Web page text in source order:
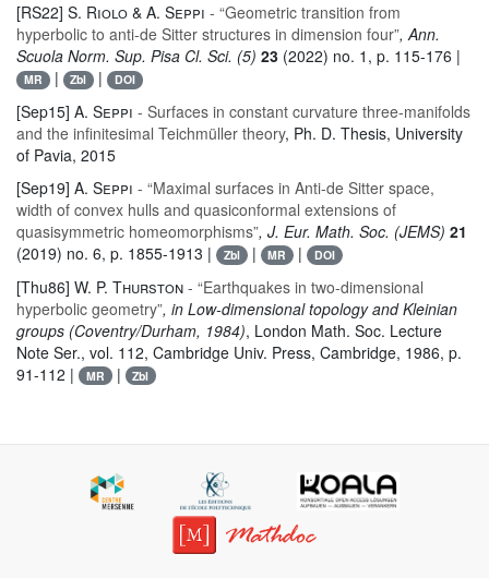
[RS22] S. Riolo & A. Seppi - “Geometric transition from
hyperbolic to anti-de Sitter structures in dimension four”, Ann.
Scuola Norm. Sup. Pisa Cl. Sci. (5) 23 (2022) no. 1, p. 115-176 |
MR | Zbl | DOI
[Sep15] A. Seppi - Surfaces in constant curvature three-manifolds
and the infinitesimal Teichmüller theory, Ph. D. Thesis, University
of Pavia, 2015
[Sep19] A. Seppi - “Maximal surfaces in Anti-de Sitter space,
width of convex hulls and quasiconformal extensions of
quasisymmetric homeomorphisms”, J. Eur. Math. Soc. (JEMS) 21
(2019) no. 6, p. 1855-1913 |
Zbl | MR | DOI
[Thu86] W. P. Thurston - “Earthquakes in two-dimensional
hyperbolic geometry”, in Low-dimensional topology and Kleinian
groups (Coventry/Durham, 1984), London Math. Soc. Lecture
Note Ser., vol. 112, Cambridge Univ. Press, Cambridge, 1986, p.
91-112 |
MR | Zbl